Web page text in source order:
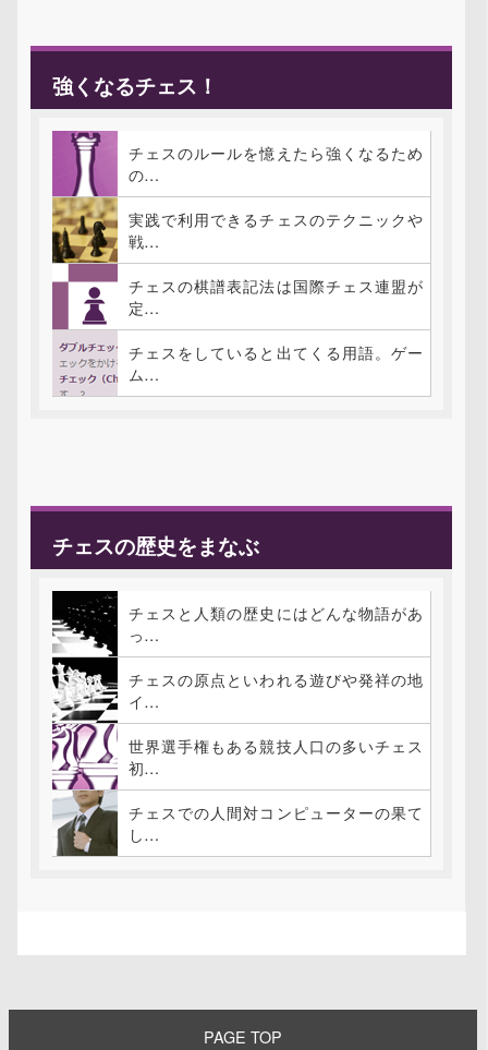
強くなるチェス！
チェスのルールを憶えたら強くなるため
の…
実践で利用できるチェスのテクニックや
戦…
チェスの棋譜表記法は国際チェス連盟が
定…
チェスをしていると出てくる用語。ゲー
ム…
チェスの歴史をまなぶ
チェスと人類の歴史にはどんな物語があ
っ…
チェスの原点といわれる遊びや発祥の地
イ…
世界選手権もある競技人口の多いチェス
初…
チェスでの人間対コンピューターの果て
し…
PAGE TOP